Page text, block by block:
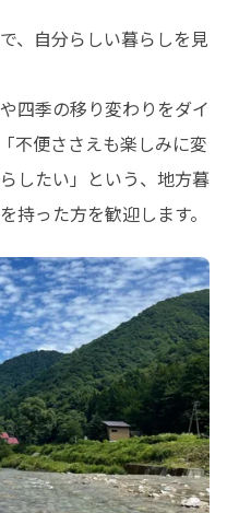
、自分らしい暮らしを見
四季の移り変わりをダイ
不便ささえも楽しみに変
したい」という、地方暮
持った方を歓迎します。